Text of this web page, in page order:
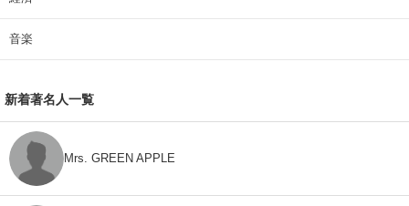
音楽
新着著名人一覧
Mrs. GREEN APPLE